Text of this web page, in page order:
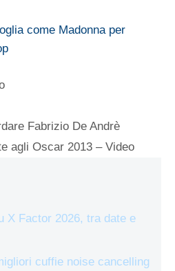
come Madonna per
Fabrizio De Andrè
agli Oscar 2013 – Video
X Factor 2026, tra date e
cuffie noise cancelling